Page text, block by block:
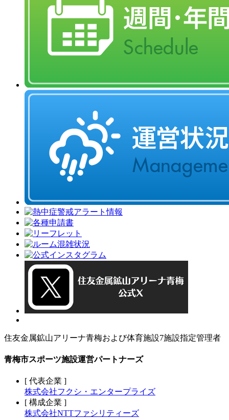
住友金属鉱山アリーナ青梅および体育施設7施設指定管理者
青梅市スポーツ施設運営パートナーズ
[ 代表企業 ]
株式会社フクシ・エンタープライズ
[ 構成企業 ]
株式会社NTTファシリティーズ